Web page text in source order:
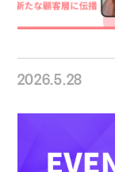
2026.5.28